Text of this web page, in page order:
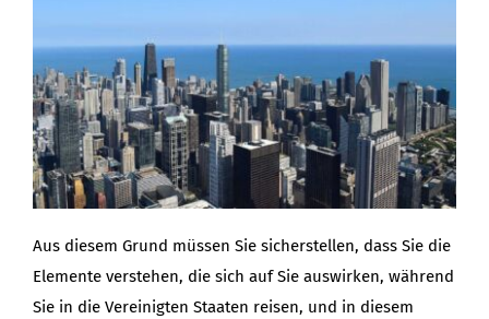
Aus diesem Grund müssen Sie sicherstellen, dass Sie die
Elemente verstehen, die sich auf Sie auswirken, während
Sie in die Vereinigten Staaten reisen, und in diesem